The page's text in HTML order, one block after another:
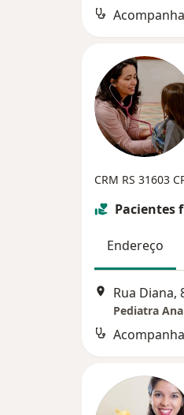
CRM RS 31603
Pacientes
Endereço
Rua Diana,
Pediatra